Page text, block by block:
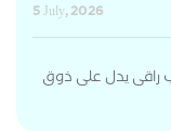
5 July, 2026
راقى يدل على ذوق